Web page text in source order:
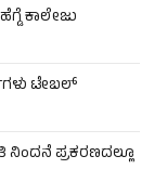
ಕಾಲೇಜು
ಟೇಬಲ್‌
ಪ್ರಕರಣದಲ್ಲೂ